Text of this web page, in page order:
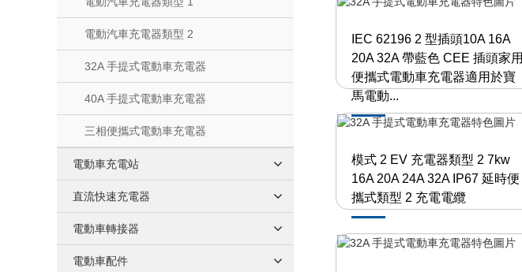
電動汽車充電器類型 2
32A 手提式電動車充電器
40A 手提式電動車充電器
三相便攜式電動車充電器
電動車充電站
直流快速充電器
電動車轉接器
電動車配件
IEC 62196 2 型插頭10A 16A
20A 32A 帶藍色 CEE 插頭家用
便攜式電動車充電器適用於寶
馬電動...
模式 2 EV 充電器類型 2 7kw
16A 20A 24A 32A IP67 延時便
攜式類型 2 充電電纜